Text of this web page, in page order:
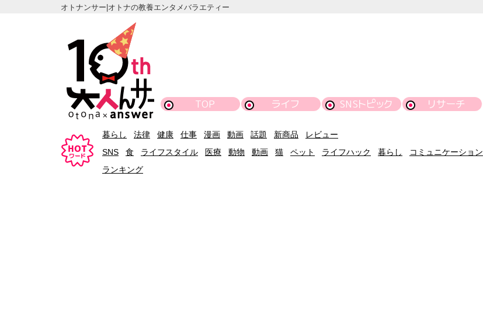
オトナンサー|オトナの教養エンタメバラエティー
TOP ライフ SNSトピック リサーチ
暮らし 法律 健康 仕事 漫画 動画 話題 新商品
レビュー
SNS
食 ライフスタイル 医療 動物 動画 猫 ペット ライフハック 暮らし コミュニケーション
ランキング